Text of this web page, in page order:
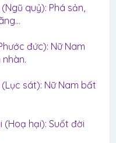
quỷ): Phá sản,
đức): Nữ Nam
sát): Nữ Nam bất
(Hoạ hại): Suốt đời